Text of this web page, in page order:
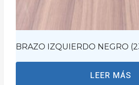
BRAZO IZQUIERDO NEGRO
LEER MÁS